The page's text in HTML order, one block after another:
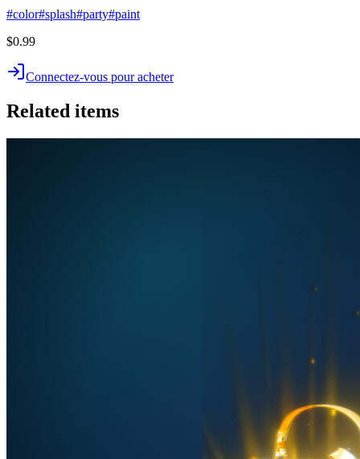
#color#splash#party#paint
$0.99
Connectez-vous pour acheter
Related items